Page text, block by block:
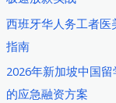
西班牙华人务工者
指南
2026年新加坡中国
的应急融资方案
款
全
攻
略：
建